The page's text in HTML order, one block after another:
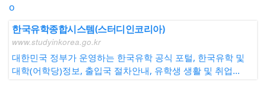
o
한국유학종합시스템(스터디인코리아)
www.studyinkorea.go.kr
대한민국 정부가 운영하는 한국유학 공식 포털, 한국유학 및
대학(어학당)정보, 출입국 절차안내, 유학생 생활 및 취업정